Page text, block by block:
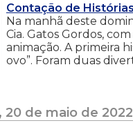
Contação de
Na manhã deste
Cia. Gatos Gordos,
animação. A primeira
ovo”. Foram duas
20 de maio de 2022